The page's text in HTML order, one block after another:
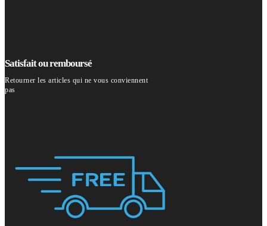
Satisfait ou remboursé
Retourner les articles qui ne vous conviennent
pas